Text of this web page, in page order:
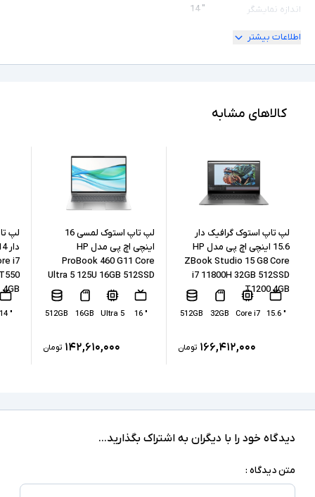
اندازه نمایشگر " 14
امکان چرخش
حافظه داخلی 512GB
نوع حافظه داخلی SSD
پردازنده گرافیکی Intel Arc Graphics
کارت گرافیک اختصاصی ندارد
Type C, HDMI 2.1 headphone/microphone
combo jack
سایر امکانات
نور پس زمینه کیبورد - اسکنر اثر انگشت - اسلات
اطلاعات بیشتر
کالاهای مشابه
لپ تاپ استوک گرافیک دار
15.6 اینچی اچ پی مدل HP
ZBook Studio 15 G8 Core
i7 11800H 32GB 512SSD
T1200 4GB
" 15.6
Core i7
32GB
512GB
۱۶۶,۴۱۲,۰۰۰ تومان
لپ تاپ استوک لمسی 16
اینچی اچ پی مدل HP
ProBook 460 G11 Core
Ultra 5 125U 16GB 512SSD
" 16
Ultra 5
16GB
512GB
۱۴۲,۶۱۰,۰۰۰ تومان
لپ
i7
4GB
" 14
دیدگاه خود را با دیگران به اشتراک بگذارید...
متن دیدگاه :